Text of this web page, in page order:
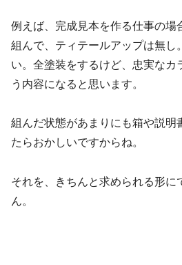
例えば、完成見本を作る仕事の場
組んで、ティテールアップは無し
い。全塗装をするけど、忠実なカ
う内容になると思います。
組んだ状態があまりにも箱や説明
たらおかしいですからね。
それを、きちんと求められる形に
ん。